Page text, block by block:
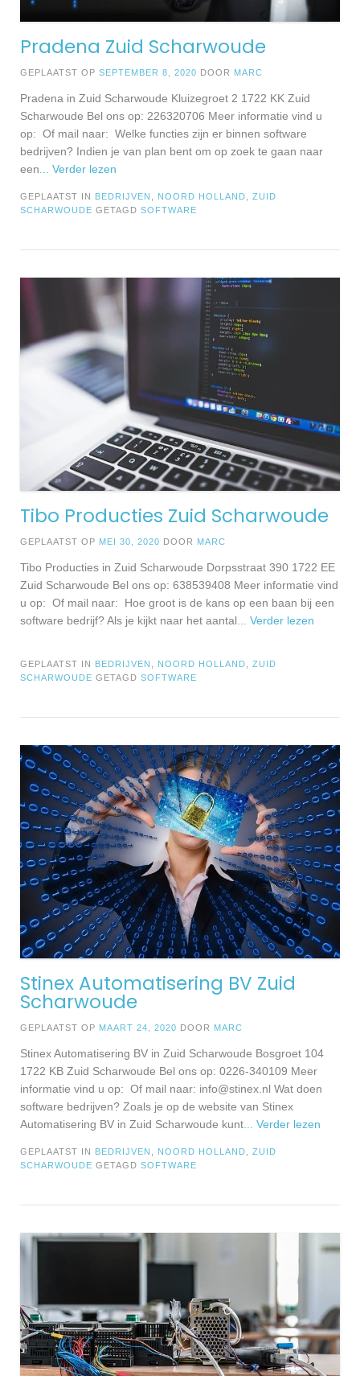
Pradena Zuid Scharwoude
GEPLAATST OP SEPTEMBER 8, 2020 DOOR MARC
Pradena in Zuid Scharwoude Kluizegroet 2 1722 KK Zuid
Scharwoude Bel ons op: 226320706 Meer informatie vind u
op: Of mail naar: Welke functies zijn er binnen software
bedrijven? Indien je van plan bent om op zoek te gaan naar
een... Verder lezen
GEPLAATST IN BEDRIJVEN NOORD HOLLAND
ZUID
SCHARWOUDE GETAGD SOFTWARE
Tibo Producties Zuid Scharwoude
GEPLAATST OP MEI 30, 2020 DOOR MARC
Tibo Producties in Zuid Scharwoude Dorpsstraat 390 1722 EE
Zuid Scharwoude Bel ons op: 638539408 Meer informatie vind
u op: Of mail naar: Hoe groot is de kans op een baan bij een
software bedrijf? Als je kijkt naar het aantal... Verder lezen
GEPLAATST IN BEDRIJVEN NOORD HOLLAND
ZUID
SCHARWOUDE GETAGD SOFTWARE
Stinex Automatisering BV Zuid
Scharwoude
GEPLAATST OP MAART 24, 2020 DOOR MARC
Stinex Automatisering BV in Zuid Scharwoude Bosgroet 104
1722 KB Zuid Scharwoude Bel ons op: 0226-340109 Meer
informatie vind u op: Of mail naar: info@stinex.nl Wat doen
software bedrijven? Zoals je op de website van Stinex
Automatisering BV in Zuid Scharwoude kunt ... Verder lezen
GEPLAATST IN BEDRIJVEN NOORD HOLLAND
ZUID
SCHARWOUDE GETAGD SOFTWARE